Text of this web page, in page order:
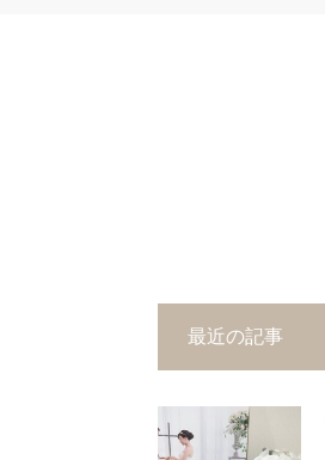
最近の記事